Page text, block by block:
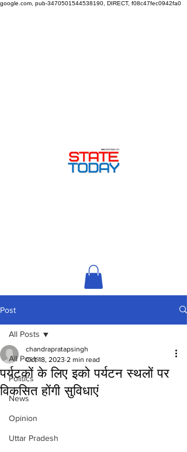
google.com, pub-3470501544538190, DIRECT, f08c47fec0942fa0
Post
All Posts
Politics
News
Opinion
Uttar Pradesh
All Posts
पर्यटकों के लिए इको पर्यटन स्थलों पर
विकसित होंगी सुविधाएं
chandrapratapsingh
Oct 18, 2023 2 min read